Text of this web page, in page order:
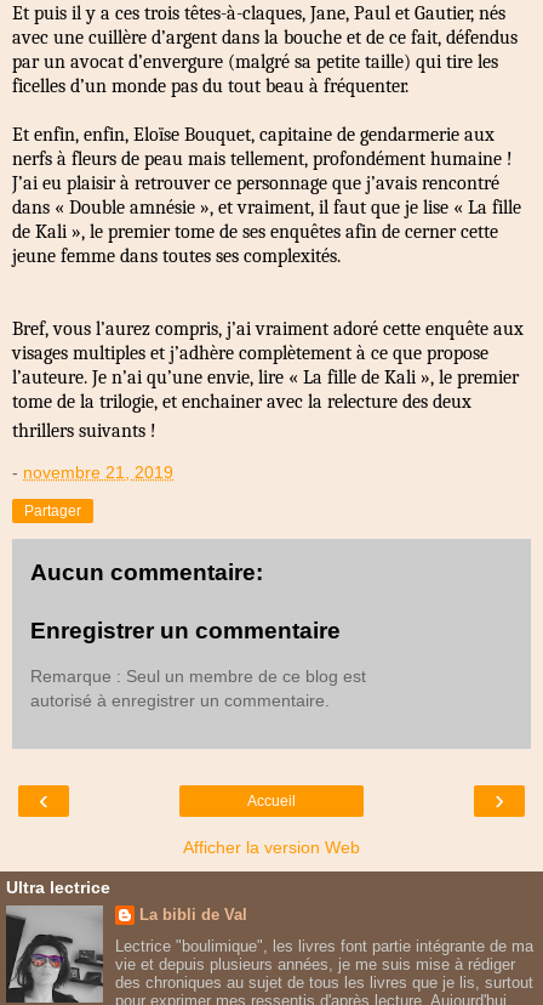
Et puis il y a ces trois têtes-à-claques, Jane, Paul et Gautier, nés
avec une cuillère d’argent dans la bouche et de ce fait, défendus
par un avocat d’envergure (malgré sa petite taille) qui tire les
ficelles d’un monde pas du tout beau à fréquenter.
Et enfin, enfin, Eloïse Bouquet, capitaine de gendarmerie aux
nerfs à fleurs de peau mais tellement, profondément humaine !
J’ai eu plaisir à retrouver ce personnage que j’avais rencontré
dans « Double amnésie », et vraiment, il faut que je lise « La fille
de Kali », le premier tome de ses enquêtes afin de cerner cette
jeune femme dans toutes ses complexités.
Bref, vous l’aurez compris, j’ai vraiment adoré cette enquête aux
visages multiples et j’adhère complètement à ce que propose
l’auteure. Je n’ai qu’une envie, lire « La fille de Kali », le premier
tome de la trilogie, et enchainer avec la relecture des deux
thrillers suivants !
- novembre 21, 2019
Partager
Aucun commentaire:
Enregistrer un commentaire
Remarque : Seul un membre de ce blog est
autorisé à enregistrer un commentaire.
‹ ›
Accueil
Afficher la version Web
Ultra lectrice
La bibli de Val
Lectrice "boulimique", les livres font partie intégrante de ma
vie et depuis plusieurs années, je me suis mise à rédiger
des chroniques au sujet de tous les livres que je lis, surtout
pour exprimer mes ressentis d'après lecture. Aujourd'hui,